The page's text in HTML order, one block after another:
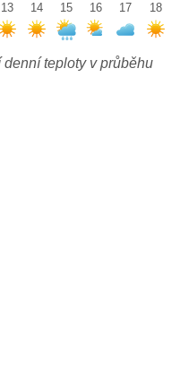
13
14
15
16
17
18
teploty v průběhu